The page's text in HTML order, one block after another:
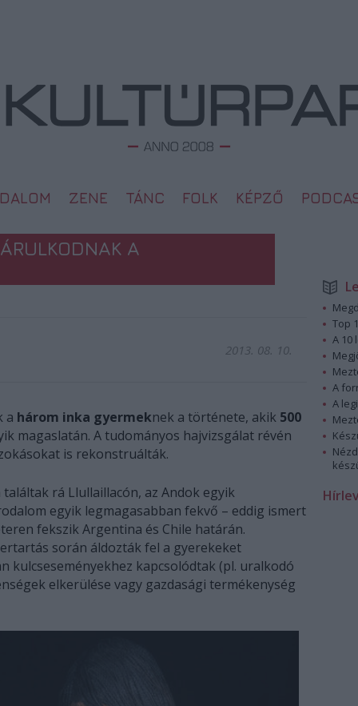
ZENE TÁNC FOLK KÉPZŐ
A
2013. 08. 10.
a három inka gyermeknek a története, akik 500
magaslatán. A tudományos hajvizsgálat révén
is rekonstruálták.
rá Llullaillacón, az Andok egyik
egyik legmagasabban fekvő – eddig ismert
fekszik Argentina és Chile határán.
során áldozták fel a gyerekeket
kulcseseményekhez kapcsolódtak (pl. uralkodó
elkerülése vagy gazdasági termékenység
Top
A 10
A
A